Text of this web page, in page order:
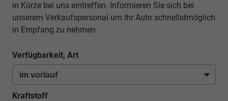
in Kürze bei uns eintreffen. Informieren Sie sich bei
unserem Verkaufspersonal um Ihr Auto schnellstmöglich
in Empfang zu nehmen.
Verfügbarkeit, Art
Kraftstoff